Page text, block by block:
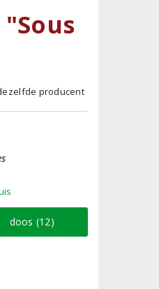
producent
doos (12)